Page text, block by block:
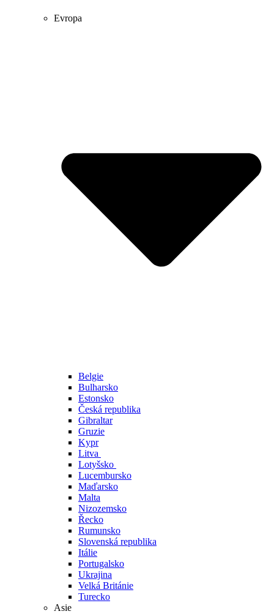
Evropa
Belgie
Bulharsko
Estonsko
Česká republika
Gibraltar
Gruzie
Kypr
Litva
Lotyšsko
Lucembursko
Maďarsko
Malta
Nizozemsko
Řecko
Rumunsko
Slovenská republika
Itálie
Portugalsko
Ukrajina
Velká Británie
Turecko
Asie